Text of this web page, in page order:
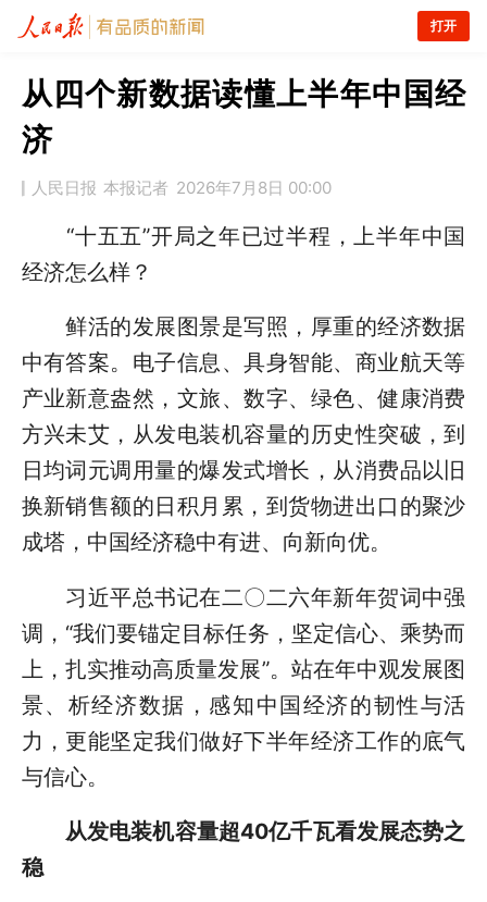
打开
从四个新数据读懂上半年中国经
济
人民日报 本报记者 2026年7月8日 00:00
“十五五”开局之年已过半程，上半年中国
经济怎么样？
鲜活的发展图景是写照，厚重的经济数据
中有答案。电子信息、具身智能、商业航天等
产业新意盎然，文旅、数字、绿色、健康消费
方兴未艾，从发电装机容量的历史性突破，到
日均词元调用量的爆发式增长，从消费品以旧
换新销售额的日积月累，到货物进出口的聚沙
成塔，中国经济稳中有进、向新向优。
习近平总书记在二〇二六年新年贺词中强
调，“我们要锚定目标任务，坚定信心、乘势而
上，扎实推动高质量发展”。站在年中观发展图
景、析经济数据，感知中国经济的韧性与活
力，更能坚定我们做好下半年经济工作的底气
与信心。
从发电装机容量超40亿千瓦看发展态势之
稳